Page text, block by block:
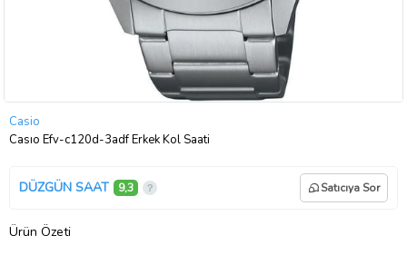
Casio
Casıo Efv-c120d-3adf Erkek Kol Saati
DÜZGÜN SAAT 9,3 Satıcıya Sor
Ürün Özeti